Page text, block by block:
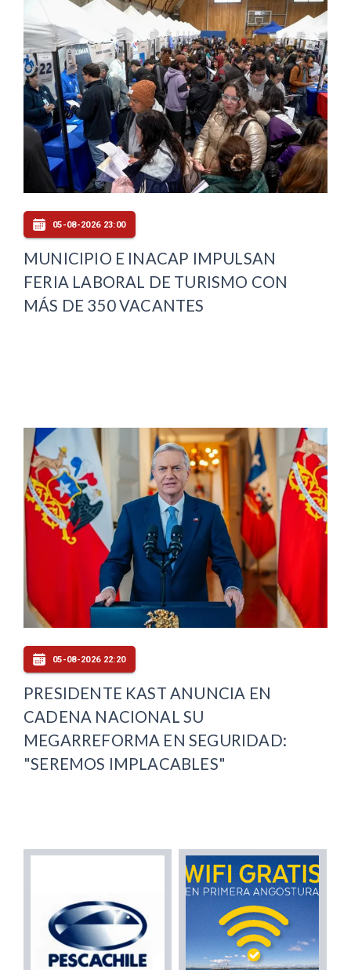
05-08-2026 23:00
MUNICIPIO E INACAP IMPULSAN
FERIA LABORAL DE TURISMO CON
MÁS DE 350 VACANTES
05-08-2026 22:20
PRESIDENTE KAST ANUNCIA EN
CADENA NACIONAL SU
MEGARREFORMA EN SEGURIDAD:
"SEREMOS IMPLACABLES"